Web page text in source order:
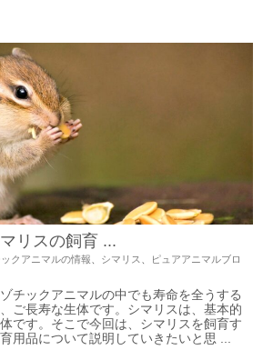
リスの飼育 ...
クアニマルの情報 シマリス
ピュアアニマルブロ
チックアニマルの中でも寿命を全うする
ご長寿な生体です。シマリスは、基本的
です。そこで今回は、シマリスを飼育す
用品について説明していきたいと思 ...